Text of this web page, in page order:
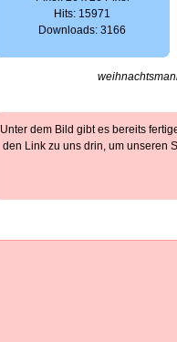
Hits: 15971
Downloads: 3166
Unter dem Bild gibt es bereits
den Link zu uns drin, um unseren